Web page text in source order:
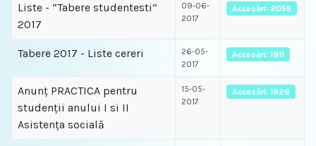
Liste - “Tabere studentesti”
2017
09-06-
2017
Accesări: 2055
Tabere 2017 - Liste cereri
26-05-
2017
Accesări: 1911
Anunţ PRACTICA pentru
studenţii anului I si II
Asistenţa socială
15-05-
2017
Accesări: 1926